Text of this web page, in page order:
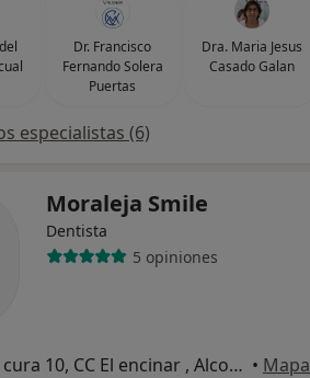
Dr. Francisco
Fernando Solera
Puertas
Dra. Maria Jesus
Casado Galan
especialistas (6)
Moraleja Smile
Dentista
5 opiniones
Camino del cura 10, CC El encinar , Alcobendas • Mapa